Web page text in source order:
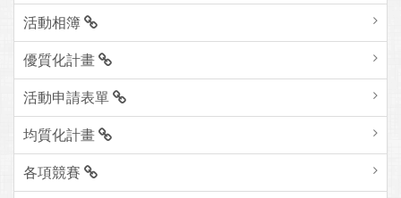
活動相簿
優質化計畫
活動申請表單
均質化計畫
各項競賽